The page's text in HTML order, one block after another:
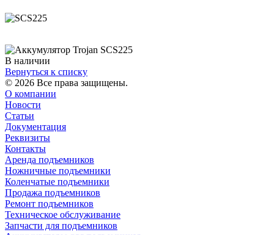
В наличии
Вернуться к списку
© 2026 Все права защищены.
О компании
Новости
Статьи
Документация
Реквизиты
Контакты
Аренда подъемников
Ножничные подъемники
Коленчатые подъемники
Продажа подъемников
Ремонт подъемников
Техническое обслуживание
Запчасти для подъемников